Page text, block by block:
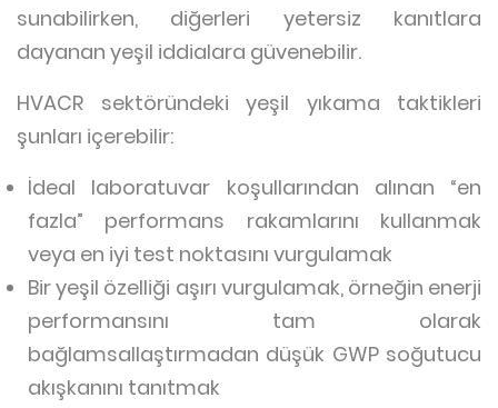
sunabilirken, diğerleri yetersiz kanıtlara
dayanan yeşil iddialara güvenebilir.
HVACR sektöründeki yeşil yıkama taktikleri
şunları içerebilir:
İdeal laboratuvar koşullarından alınan “en
fazla” performans rakamlarını kullanmak
veya en iyi test noktasını vurgulamak
Bir yeşil özelliği aşırı vurgulamak, örneğin enerji
performansını tam olarak
bağlamsallaştırmadan düşük GWP soğutucu
akışkanını tanıtmak